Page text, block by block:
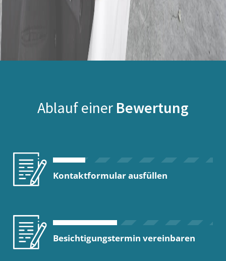
Ablauf einer Bewertung
Kontaktformular ausfüllen
Besichtigungstermin vereinbaren